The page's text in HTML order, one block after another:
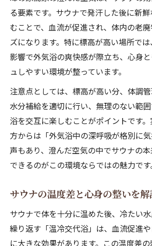
る要素です。サウナで発汗した後に新
むことで、血流が促進され、体内の老
ズになります。特に標高が高い場所で
影響で外気浴の爽快感が際立ち、心身
ュしやすい環境が整っています。
注意点としては、標高が高い分、体調管
水分補給を適切に行い、無理のない範
浴を交互に楽しむことがポイントです
方からは「外気浴中の深呼吸が格別に
声もあり、澄んだ空気の中でサウナの
できるのがこの環境ならではの魅力です
サウナの温度差と心身の整いを
サウナで体を十分に温めた後、冷たい
繰り返す「温冷交代浴」は、血流促進
に大きな効果があります。この温度差の